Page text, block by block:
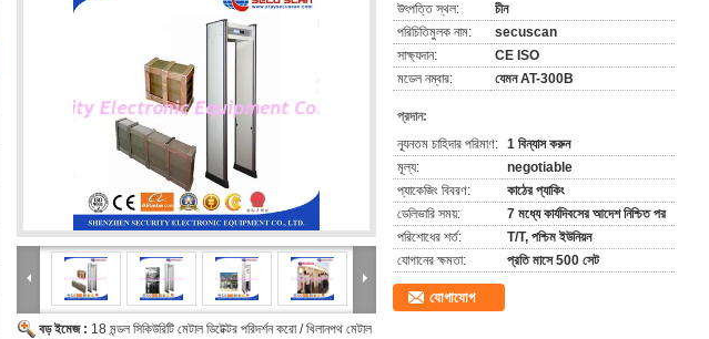
বড় ইমেজ : 18 মন্ডল সিকিউরিটি মেটাল ডিটেক্টর পরিদর্শন করো / খিলানপথ মেটাল
উৎপত্তি স্থল:
চীন
পরিচিতিমুলক নাম:
secuscan
সাক্ষ্যদান:
CE ISO
মডেল নম্বার:
যেমন AT-300B
প্রদান:
ন্যূনতম চাহিদার পরিমাণ: 1 বিন্যাস করুন
মূল্য:
negotiable
প্যাকেজিং বিবরণ:
কাঠের প্যাকিং
ডেলিভারি সময়:
7 মধ্যে কার্যদিবসের আদেশ নিশ্চিত পর
পরিশোধের শর্ত:
T/T, পশ্চিম ইউনিয়ন
যোগানের ক্ষমতা:
প্রতি মাসে 500 সেট
যোগাযোগ